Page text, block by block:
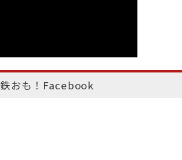
鉄おも！Facebook